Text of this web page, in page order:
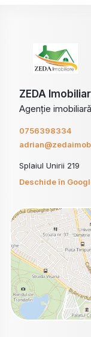
ZEDA
Agenție
0756398334
Splaiul Unirii 219
Deschide în